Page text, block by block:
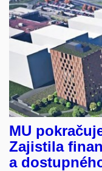
MU
Zajistila
a